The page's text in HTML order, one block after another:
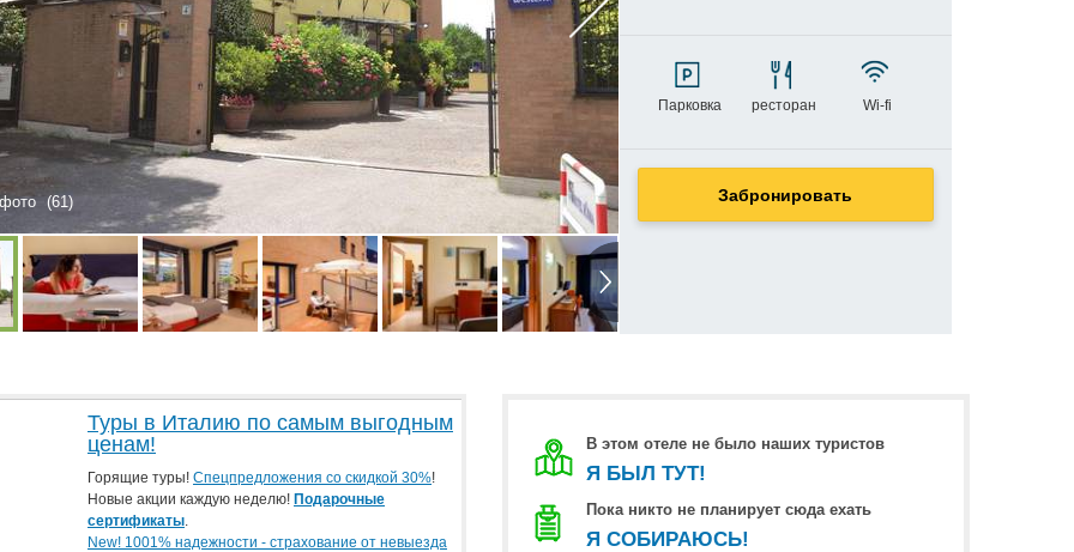
(61)
Парковка ресторан Wi-fi
Забронировать
Туры в Италию по самым выгодным
ценам!
Горящие туры! Спецпредложения со скидкой 30%!
Новые акции каждую неделю! Подарочные
сертификаты.
New! 1001% надежности - страхование от невыезда
В этом отеле не было наших туристов
Я БЫЛ ТУТ!
Пока никто не планирует сюда ехать
Я СОБИРАЮСЬ!